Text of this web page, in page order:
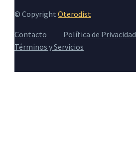
© Copyright Oterodist
Contacto Política de Privacidad
Términos y Servicios